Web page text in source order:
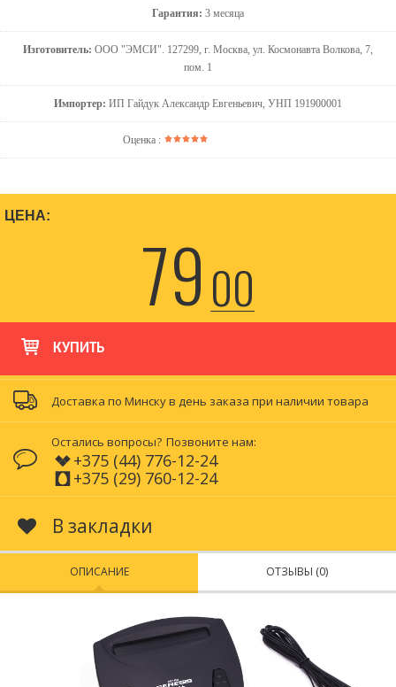
Гарантия: 3 месяца
Изготовитель: ООО "ЭМСИ". 127299, г. Москва, ул. Космонавта Волкова, 7,
пом. 1
Импортер: ИП Гайдук Александр Евгеньевич, УНП 191900001
Оценка :
ЦЕНА:
7900
КУПИТЬ
Доставка по Минску в день заказа при наличии товара
Остались вопросы? Позвоните нам:
+375 (44) 776-12-24
+375 (29) 760-12-24
В закладки
ОПИСАНИЕ ОТЗЫВЫ (0)